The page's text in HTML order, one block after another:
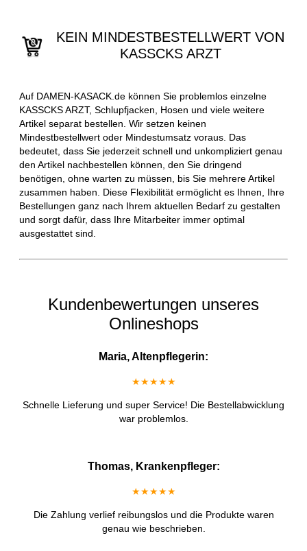
KEIN MINDESTBESTELLWERT VON
KASSCKS ARZT
Auf DAMEN-KASACK.de können Sie problemlos einzelne
KASSCKS ARZT, Schlupfjacken, Hosen und viele weitere
Artikel separat bestellen. Wir setzen keinen
Mindestbestellwert oder Mindestumsatz voraus. Das
bedeutet, dass Sie jederzeit schnell und unkompliziert genau
den Artikel nachbestellen können, den Sie dringend
benötigen, ohne warten zu müssen, bis Sie mehrere Artikel
zusammen haben. Diese Flexibilität ermöglicht es Ihnen, Ihre
Bestellungen ganz nach Ihrem aktuellen Bedarf zu gestalten
und sorgt dafür, dass Ihre Mitarbeiter immer optimal
ausgestattet sind.
Kundenbewertungen unseres
Onlineshops
Maria, Altenpflegerin:
★★★★★
Schnelle Lieferung und super Service! Die Bestellabwicklung
war problemlos.
Thomas, Krankenpfleger:
★★★★★
Die Zahlung verlief reibungslos und die Produkte waren
genau wie beschrieben.